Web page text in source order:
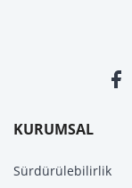
KURUMSAL
Sürdürülebilirlik